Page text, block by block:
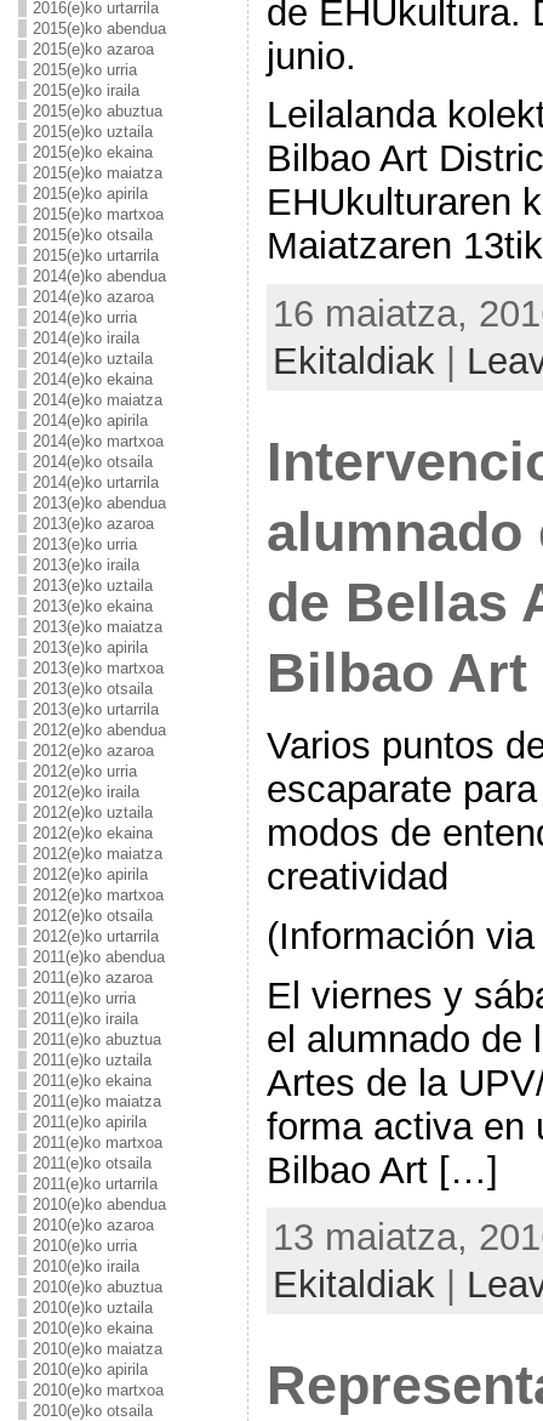
2016(e)ko urtarrila
2015(e)ko abendua
2015(e)ko azaroa
2015(e)ko urria
2015(e)ko iraila
2015(e)ko abuztua
2015(e)ko uztaila
2015(e)ko ekaina
2015(e)ko maiatza
2015(e)ko apirila
2015(e)ko martxoa
2015(e)ko otsaila
2015(e)ko urtarrila
2014(e)ko abendua
2014(e)ko azaroa
2014(e)ko urria
2014(e)ko iraila
2014(e)ko uztaila
2014(e)ko ekaina
2014(e)ko maiatza
2014(e)ko apirila
2014(e)ko martxoa
2014(e)ko otsaila
2014(e)ko urtarrila
2013(e)ko abendua
2013(e)ko azaroa
2013(e)ko urria
2013(e)ko iraila
2013(e)ko uztaila
2013(e)ko ekaina
2013(e)ko maiatza
2013(e)ko apirila
2013(e)ko martxoa
2013(e)ko otsaila
2013(e)ko urtarrila
2012(e)ko abendua
2012(e)ko azaroa
2012(e)ko urria
2012(e)ko iraila
2012(e)ko uztaila
2012(e)ko ekaina
2012(e)ko maiatza
2012(e)ko apirila
2012(e)ko martxoa
2012(e)ko otsaila
2012(e)ko urtarrila
2011(e)ko abendua
2011(e)ko azaroa
2011(e)ko urria
2011(e)ko iraila
2011(e)ko abuztua
2011(e)ko uztaila
2011(e)ko ekaina
2011(e)ko maiatza
2011(e)ko apirila
2011(e)ko martxoa
2011(e)ko otsaila
2011(e)ko urtarrila
2010(e)ko abendua
2010(e)ko azaroa
2010(e)ko urria
2010(e)ko iraila
2010(e)ko abuztua
2010(e)ko uztaila
2010(e)ko ekaina
2010(e)ko maiatza
2010(e)ko apirila
2010(e)ko martxoa
2010(e)ko otsaila
de EHUkultura.
junio.
Leilalanda
Bilbao Art
EHUkulturaren
Maiatzaren
16 maiatza,
Ekitaldiak|
alumnado
de Bellas
Bilbao
Varios puntos
escaparate
modos de
creatividad
(Información
El viernes y
el alumnado de
Artes de la
forma activa en
Bilbao Art […]
13 maiatza,
Ekitaldiak|